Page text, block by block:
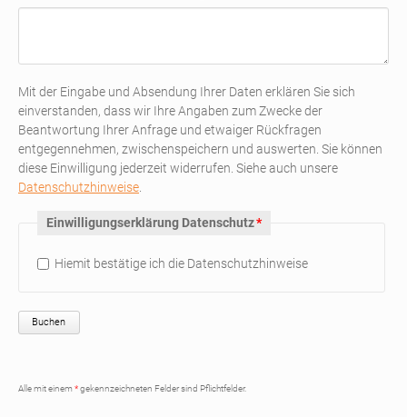
Mit der Eingabe und Absendung Ihrer Daten erklären Sie sich
einverstanden, dass wir Ihre Angaben zum Zwecke der
Beantwortung Ihrer Anfrage und etwaiger Rückfragen
entgegennehmen, zwischenspeichern und auswerten. Sie können
diese Einwilligung jederzeit widerrufen. Siehe auch unsere
Datenschutzhinweise
Pflichtfeld
Einwilligungserklärung Datenschutz*
Hiemit bestätige ich die Datenschutzhinweise
Buchen
Alle mit einem *gekennzeichneten Felder sind Pflichtfelder.